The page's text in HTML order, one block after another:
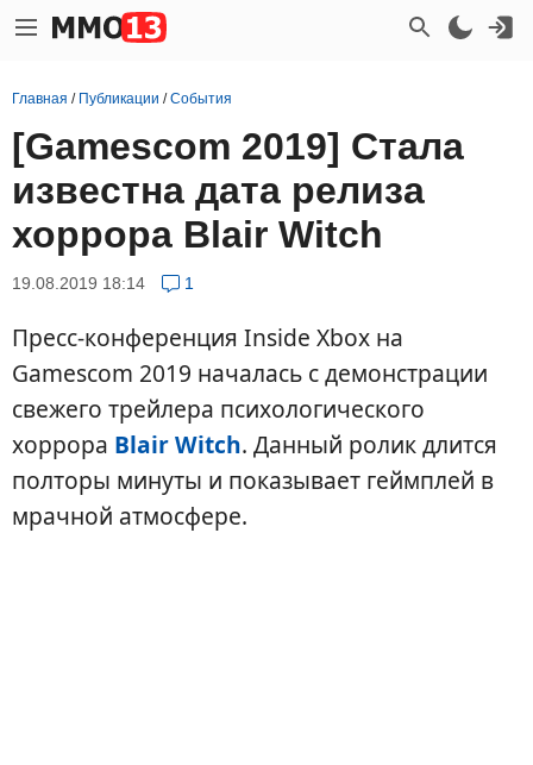
Главная / Публикации /События
[Gamescom 2019] Стала
известна дата релиза
хоррора Blair Witch
19.08.2019 18:14 1
Пресс-конференция Inside Xbox на
Gamescom 2019 началась с демонстрации
свежего трейлера психологического
хоррора Blair Witch. Данный ролик длится
полторы минуты и показывает геймплей в
мрачной атмосфере.